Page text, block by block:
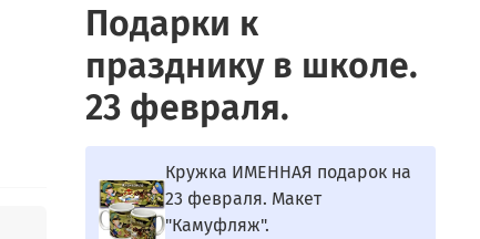
Подарки к
празднику в школе.
23 февраля.
Кружка ИМЕННАЯ подарок на
23 февраля. Макет
"Камуфляж".